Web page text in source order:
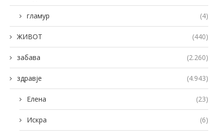
гламур (4)
ЖИВОТ (440)
забава (2.260)
здравје (4.943)
Елена (23)
Искра (6)